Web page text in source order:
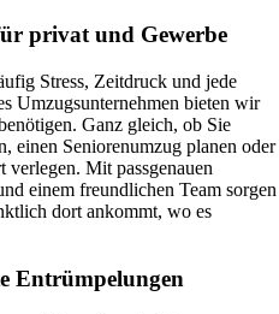
privat und Gewerbe
Stress, Zeitdruck und jede
Umzugsunternehmen bieten wir
Ganz gleich, ob Sie
einen Seniorenumzug planen oder
verlegen. Mit passgenauen
einem freundlichen Team sorgen
dort ankommt, wo es
Entrümpelungen